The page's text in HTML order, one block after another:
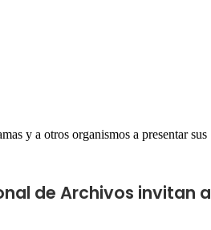
de Archivos invitan a